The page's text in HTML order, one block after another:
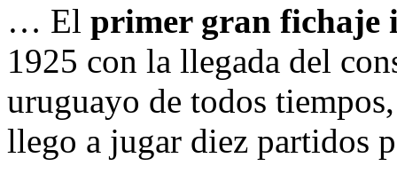
… El primer gran fichaje
1925 con la llegada del
uruguayo de todos
llego a jugar diez partidos